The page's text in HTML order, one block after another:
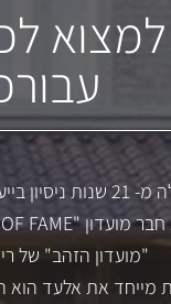
לאלעד גורל ניסיון רב
"מועדון הזהב" של
מייחד את אלעד